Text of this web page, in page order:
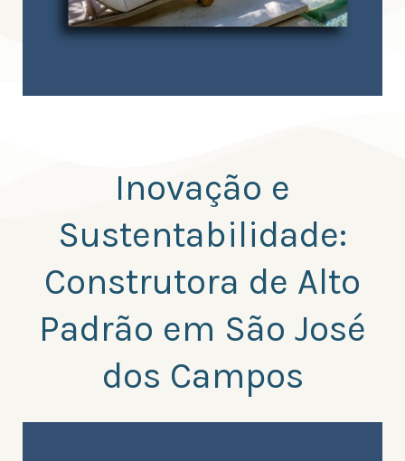
Inovação e
Sustentabilidade:
Construtora de Alto
Padrão em São José
dos Campos